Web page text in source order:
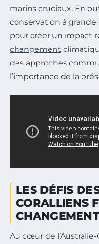
marins cruciaux. En
conservation à grande
pour créer un impact
changement
des approches
l’importance de la
LES DÉFIS
CORALLIENS
Au cœur de